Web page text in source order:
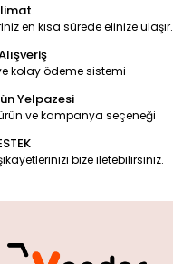
en kısa sürede elinize ulaşır.
kolay ödeme sistemi
Yelpazesi
ve kampanya seçeneği
bize iletebilirsiniz.